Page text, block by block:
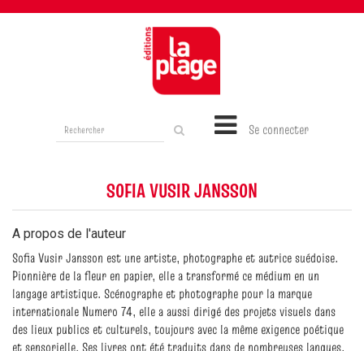
Se connecter
SOFIA VUSIR JANSSON
A propos de l'auteur
Sofia Vusir Jansson est une artiste, photographe et autrice suédoise.
Pionnière de la fleur en papier, elle a transformé ce médium en un
langage artistique. Scénographe et photographe pour la marque
internationale Numero 74, elle a aussi dirigé des projets visuels dans
des lieux publics et culturels, toujours avec la même exigence poétique
et sensorielle. Ses livres ont été traduits dans de nombreuses langues.